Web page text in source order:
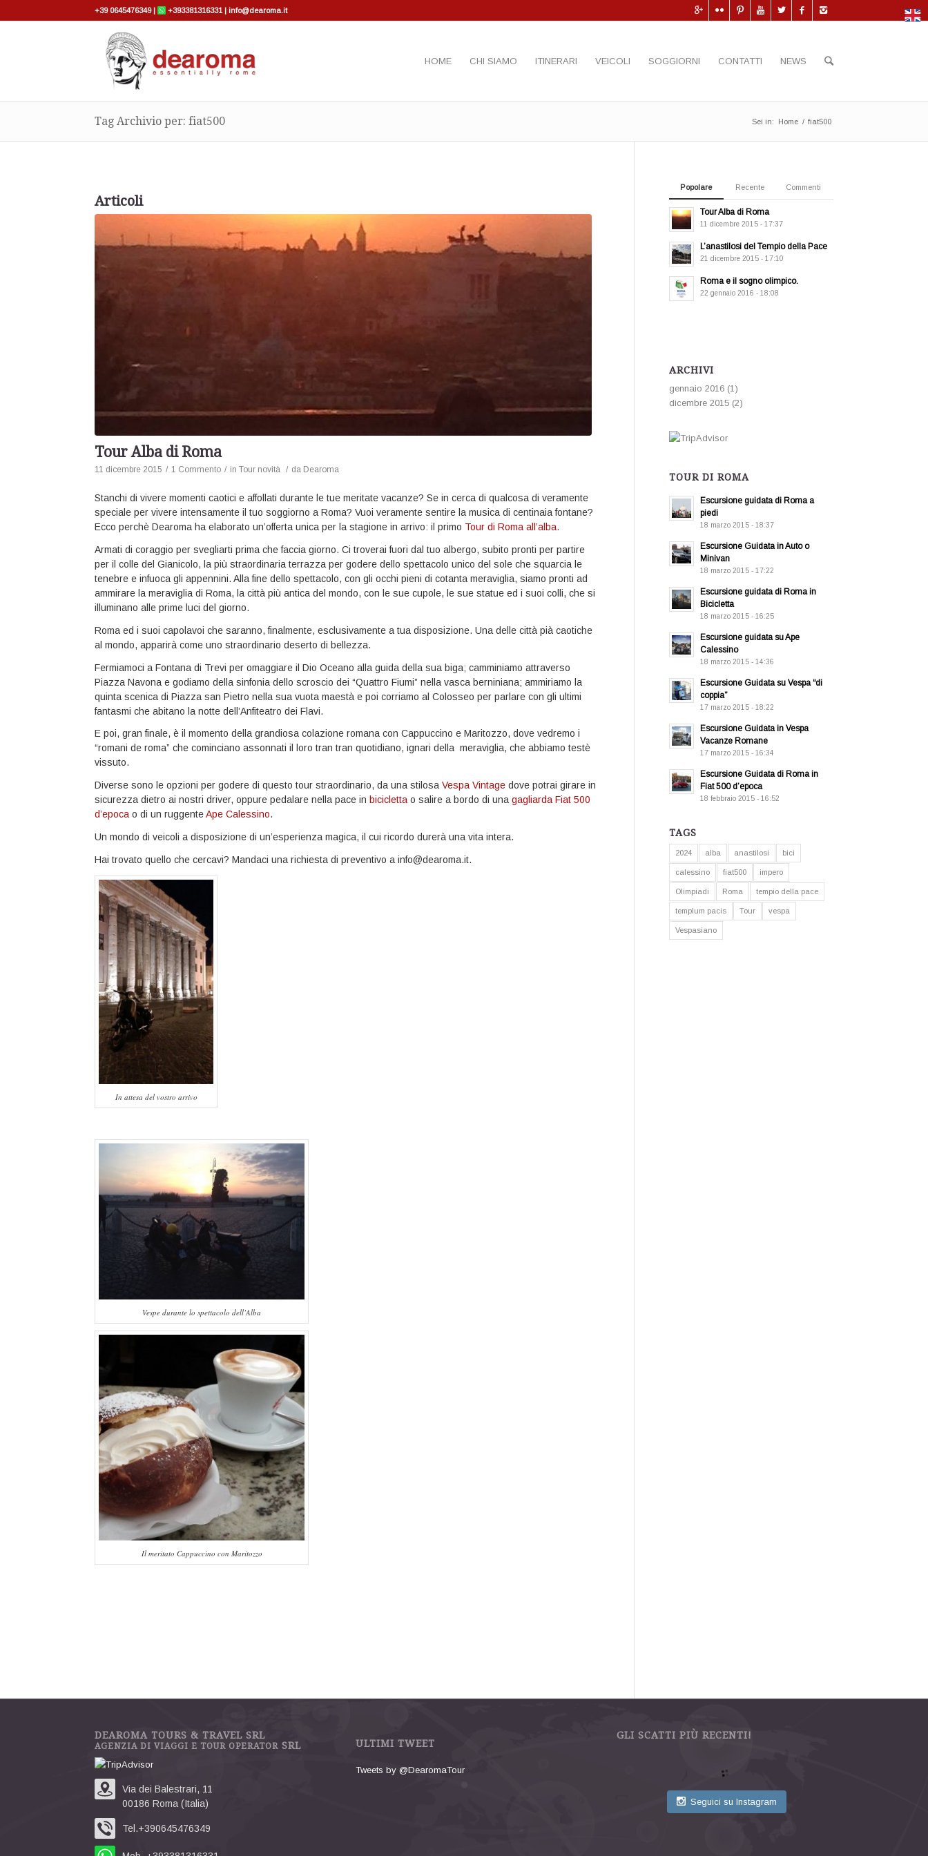
+39 0645476349 | +393381316331 | info@dearoma.it
HOME CHI SIAMO ITINERARI VEICOLI SOGGIORNI CONTATTI NEWS
Tag Archivio per: fiat500 Sei in: Home / fiat500
Articoli
Tour Alba di Roma
11 dicembre 2015 / 1 Commento / in Tour novità / da Dearoma
Stanchi di vivere momenti caotici e affollati durante le tue meritate vacanze? Se in cerca di qualcosa di veramente
speciale per vivere intensamente il tuo soggiorno a Roma? Vuoi veramente sentire la musica di centinaia fontane?
Ecco perchè Dearoma ha elaborato un’offerta unica per la stagione in arrivo: il primo Tour di Roma all’alba.
Armati di coraggio per svegliarti prima che faccia giorno. Ci troverai fuori dal tuo albergo, subito pronti per partire
per il colle del Gianicolo, la più straordinaria terrazza per godere dello spettacolo unico del sole che squarcia le
tenebre e infuoca gli appennini. Alla fine dello spettacolo, con gli occhi pieni di cotanta meraviglia, siamo pronti ad
ammirare la meraviglia di Roma, la città più antica del mondo, con le sue cupole, le sue statue ed i suoi colli, che si
illuminano alle prime luci del giorno.
Roma ed i suoi capolavoi che saranno, finalmente, esclusivamente a tua disposizione. Una delle città pià caotiche
al mondo, apparirà come uno straordinario deserto di bellezza.
Fermiamoci a Fontana di Trevi per omaggiare il Dio Oceano alla guida della sua biga; camminiamo attraverso
Piazza Navona e godiamo della sinfonia dello scroscio dei “Quattro Fiumi” nella vasca berniniana; ammiriamo la
quinta scenica di Piazza san Pietro nella sua vuota maestà e poi corriamo al Colosseo per parlare con gli ultimi
fantasmi che abitano la notte dell’Anfiteatro dei Flavi.
E poi, gran finale, è il momento della grandiosa colazione romana con Cappuccino e Maritozzo, dove vedremo i
“romani de roma” che cominciano assonnati il loro tran tran quotidiano, ignari della meraviglia, che abbiamo testè
vissuto.
Diverse sono le opzioni per godere di questo tour straordinario, da una stilosaVespa Vintage dove potrai girare in
sicurezza dietro ai nostri driver, oppure pedalare nella pace in biciclettao salire a bordo di unagagliarda Fiat 500
d’epocao di un ruggenteApe Calessino.
Un mondo di veicoli a disposizione di un’esperienza magica, il cui ricordo durerà una vita intera.
Hai trovato quello che cercavi? Mandaci una richiesta di preventivo a info@dearoma.it.
In attesa del vostro arrivo
Vespe durante lo spettacolo dell’Alba
Il meritato Cappuccino con Maritozzo
Popolare Recente Commenti
Tour Alba di Roma
11 dicembre 2015 - 17:37
L’anastilosi del Tempio della Pace
21 dicembre 2015 - 17:10
Roma e il sogno olimpico.
22 gennaio 2016 - 18:08
ARCHIVI
gennaio 2016 (1)
dicembre 2015 (2)
TOUR DI ROMA
Escursione guidata di Roma a
piedi
18 marzo 2015 - 18:37
Escursione Guidata in Auto o
Minivan
18 marzo 2015 - 17:22
Escursione guidata di Roma in
Bicicletta
18 marzo 2015 - 16:25
Escursione guidata su Ape
Calessino
18 marzo 2015 - 14:36
Escursione Guidata su Vespa “di
coppia”
17 marzo 2015 - 18:22
Escursione Guidata in Vespa
Vacanze Romane
17 marzo 2015 - 16:34
Escursione Guidata di Roma in
Fiat 500 d’epoca
18 febbraio 2015 - 16:52
TAGS
2024 alba anastilosi bici
calessino fiat500 impero
Olimpiadi Roma tempio della pace
templum pacis Tour vespa
Vespasiano
DEAROMA TOURS & TRAVEL SRL
AGENZIA DI VIAGGI E TOUR OPERATOR SRL
Via dei Balestrari, 11
00186 Roma (Italia)
Tel.+390645476349
ULTIMI TWEET
Tweets by @DearomaTour
GLI SCATTI PIÙ RECENTI!
Seguici su Instagram